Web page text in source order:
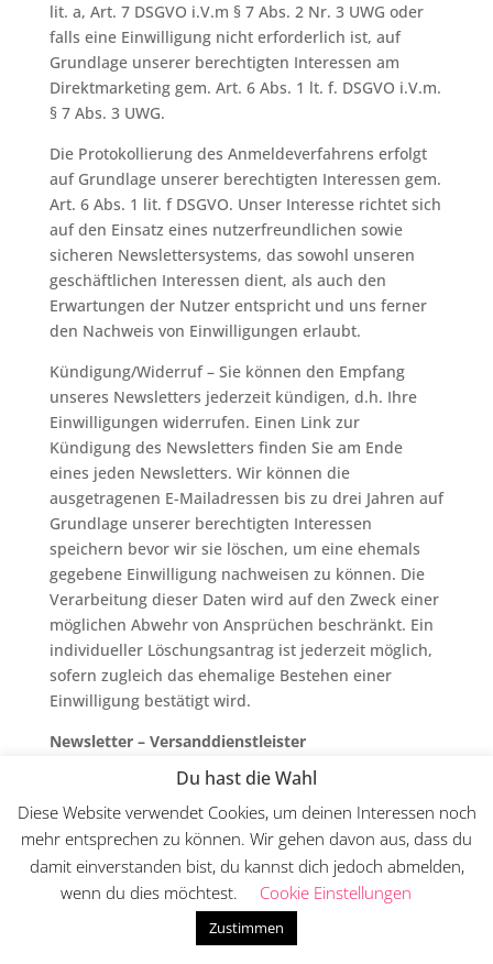
lit. a, Art. 7 DSGVO i.V.m § 7 Abs. 2 Nr. 3 UWG oder
falls eine Einwilligung nicht erforderlich ist, auf
Grundlage unserer berechtigten Interessen am
Direktmarketing gem. Art. 6 Abs. 1 lt. f. DSGVO i.V.m.
§ 7 Abs. 3 UWG.
Die Protokollierung des Anmeldeverfahrens erfolgt
auf Grundlage unserer berechtigten Interessen gem.
Art. 6 Abs. 1 lit. f DSGVO. Unser Interesse richtet sich
auf den Einsatz eines nutzerfreundlichen sowie
sicheren Newslettersystems, das sowohl unseren
geschäftlichen Interessen dient, als auch den
Erwartungen der Nutzer entspricht und uns ferner
den Nachweis von Einwilligungen erlaubt.
Kündigung/Widerruf – Sie können den Empfang
unseres Newsletters jederzeit kündigen, d.h. Ihre
Einwilligungen widerrufen. Einen Link zur
Kündigung des Newsletters finden Sie am Ende
eines jeden Newsletters. Wir können die
ausgetragenen E-Mailadressen bis zu drei Jahren auf
Grundlage unserer berechtigten Interessen
speichern bevor wir sie löschen, um eine ehemals
gegebene Einwilligung nachweisen zu können. Die
Verarbeitung dieser Daten wird auf den Zweck einer
möglichen Abwehr von Ansprüchen beschränkt. Ein
individueller Löschungsantrag ist jederzeit möglich,
sofern zugleich das ehemalige Bestehen einer
Einwilligung bestätigt wird.
Newsletter – Versanddienstleister
Der Versand der Newsletter erfolgt mittels des
Versanddienstleisters [getresponse USA]. Die
Datenschutzbestimmungen des
Versanddienstleisters können Sie hier einsehen:
https://www.getresponse.de/email-
marketing/legal/datenschutz.html . Der
Versanddienstleister wird auf Grundlage unserer
Du hast die Wahl
Diese Website verwendet Cookies, um deinen Interessen noch
mehr entsprechen zu können. Wir gehen davon aus, dass du
damit einverstanden bist, du kannst dich jedoch abmelden,
wenn du dies möchtest.
Cookie Einstellungen
Zustimmen